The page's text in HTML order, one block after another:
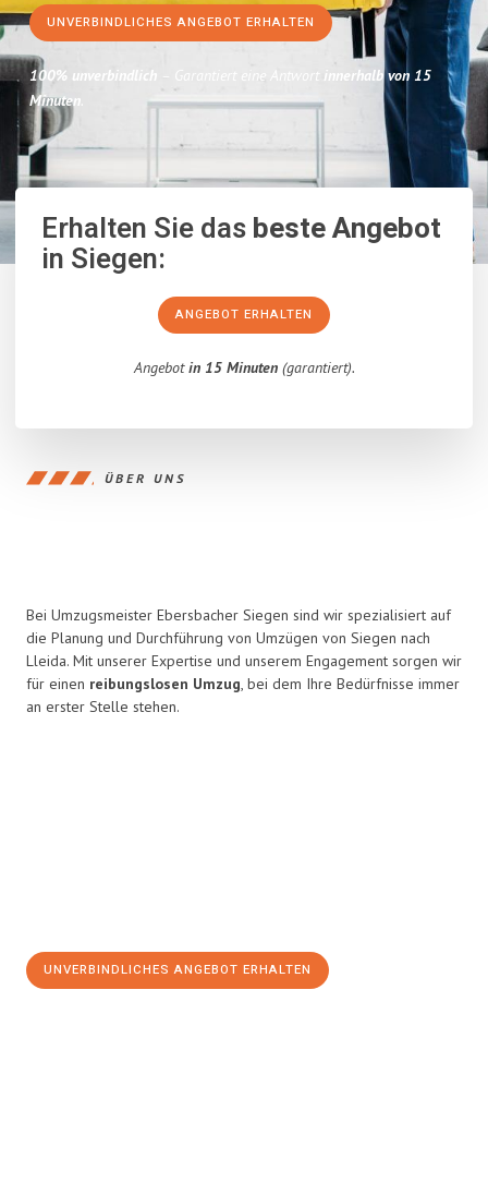
UNVERBINDLICHES ANGEBOT ERHALTEN
100% unverbindlich – Garantiert eine Antwort innerhalb von 15
Minuten.
Erhalten Sie dasbeste Angebot
in Siegen:
ANGEBOT ERHALTEN
Angebotin 15 Minuten(garantiert).
ÜBER UNS
Bei Umzugsmeister Ebersbacher Siegen sind wir spezialisiert auf
die Planung und Durchführung von Umzügen von Siegen nach
Lleida. Mit unserer Expertise und unserem Engagement sorgen wir
für einen reibungslosen Umzug, bei dem Ihre Bedürfnisse immer
an erster Stelle stehen.
UNVERBINDLICHES ANGEBOT ERHALTEN